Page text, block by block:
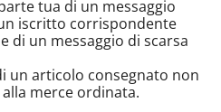
tua di un messaggio
iscritto corrispondente
di un messaggio di scarsa
un articolo consegnato non
merce ordinata.